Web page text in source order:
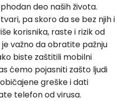
deo naših života.
pa skoro da se bez njih i
korisnika, raste i rizik od
važno da obratite pažnju
biste zaštitili mobilni
ćemo pojasniti zašto ljudi
greške i dati
telefon od virusa.